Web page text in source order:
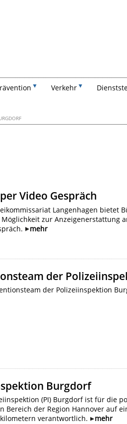
Verkehr
Video Gespräch
Langenhagen bietet
zur Anzeigenerstattung
mehr
der
der Polizeiinspektion
Burgdorf
(PI) Burgdorf ist für die
Bereich der Region Hannover auf
verantwortlich.
mehr